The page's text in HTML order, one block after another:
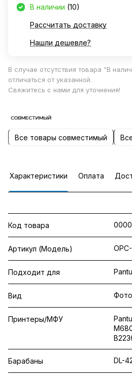
В наличии (10)
Рассчитать доставку
Нашли дешевле?
В случае отсутствия товара "В
отличаться от указанной.
Свяжитесь с нами для уточнения!
Все товары совместимый
Характеристики Оплата
Код товара
Артикул (Модель)
Подходит для
Вид
Принтеры/МФУ
Барабаны DL-